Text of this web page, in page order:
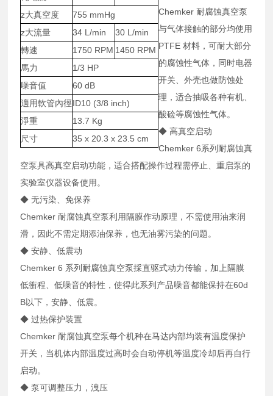
z大真空度
755 mmHg
z大流量
34 L/min
30 L/min
轉速
1750 RPM 1450 RPM
馬力
1/3 HP
噪音值
60 dB
適用軟管內徑ID10 (3/8 inch)
淨重
13.7 Kg
尺寸
35 x 20.3 x 23.5 cm
Chemker 耐腐蚀真空泵
与气体接触的部分均使用
PTFE 材料，可耐大部分
的腐蚀性气体，同时电器
开关、外壳也做防蚀处
理，适合抽吸各种有机、
酸硷等腐蚀性气体。
◆ 高真空启动
Chemker 6系列耐腐蚀真
空泵具高真空启动功能，适合搭配操作过程需停止、重启泵的
实验室仪器设备使用。
◆ 无污染、免保养
Chemker 耐腐蚀真空泵利用隔膜作动原理，不需使用油来润
滑，因此不需定期添油保养，也无油雾污染的问题。
◆ 安静、低震动
Chemker 6 系列耐腐蚀真空泵採直驱式动力传输，加上隔膜
低衝程、低噪音的特性，使得此系列产品噪音都能保持在60d
B以下，安静、低震。
◆ 过热保护装置
Chemker 耐腐蚀真空泵每个机种在马达内部均装有温度保护
开关，当机体内部温度过高时会自动停机等温度冷却后再自行
启动。
◆ 泵可调整压力，洩压